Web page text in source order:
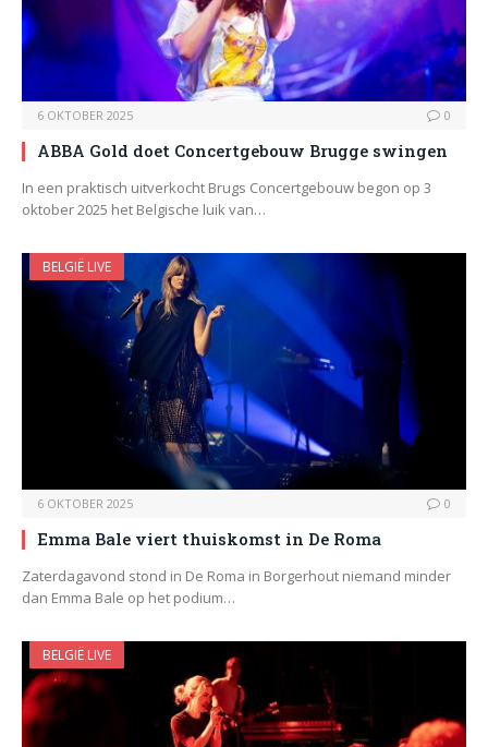
6 OKTOBER 2025 0
ABBA Gold doet Concertgebouw Brugge swingen
In een praktisch uitverkocht Brugs Concertgebouw begon op 3
oktober 2025 het Belgische luik van…
BELGIË LIVE
6 OKTOBER 2025 0
Emma Bale viert thuiskomst in De Roma
Zaterdagavond stond in De Roma in Borgerhout niemand minder
dan Emma Bale op het podium…
BELGIË LIVE